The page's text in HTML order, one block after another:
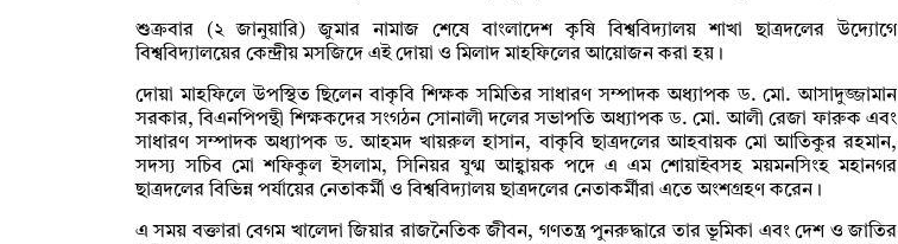
শুক্রবার (২ জানুয়ারি) জুমার নামাজ শেষে বাংলাদেশ কৃষি বিশ্ববিদ্যালয় শাখা ছাত্রদলের উদ্যোগে
বিশ্ববিদ্যালয়ের কেন্দ্রীয় মসজিদে এই দোয়া ও মিলাদ মাহফিলের আয়োজন করা হয়।
দোয়া মাহফিলে উপস্থিত ছিলেন বাকৃবি শিক্ষক সমিতির সাধারণ সম্পাদক অধ্যাপক ড. মো. আসাদুজ্জামান
সরকার, বিএনপিপন্থী শিক্ষকদের সংগঠন সোনালী দলের সভাপতি অধ্যাপক ড. মো. আলী রেজা ফারুক এবং
সাধারণ সম্পাদক অধ্যাপক ড. আহমদ খায়রুল হাসান, বাকৃবি ছাত্রদলের আহবায়ক মো আতিকুর রহমান,
সদস্য সচিব মো শফিকুল ইসলাম, সিনিয়র যুগ্ম আহ্বায়ক পদে এ এম শোয়াইবসহ ময়মনসিংহ মহানগর
ছাত্রদলের বিভিন্ন পর্যায়ের নেতাকর্মী ও বিশ্ববিদ্যালয় ছাত্রদলের নেতাকর্মীরা এতে অংশগ্রহণ করেন।
এ সময় বক্তারা বেগম খালেদা জিয়ার রাজনৈতিক জীবন, গণতন্ত্র পুনরুদ্ধারে তার ভূমিকা এবং দেশ ও জাতির